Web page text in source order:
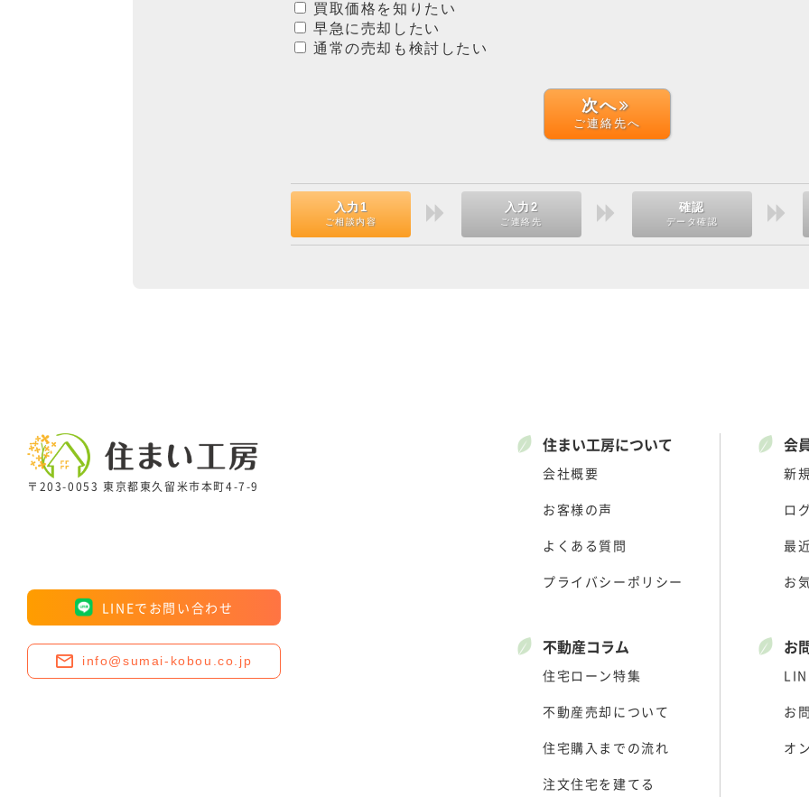
買取価格を知りたい
早急に売却したい
通常の売却も検討したい
次へ
ご連絡先へ
入力1
ご相談内容
入力2
ご連絡先
確認
データ確認
〒203-0053 東京都東久留米市本町4-7-9
LINEでお問い合わせ
info@sumai-kobou.co.jp
住まい工房について
会社概要
お客様の声
よくある質問
プライバシーポリシー
不動産コラム
住宅ローン特集
不動産売却について
住宅購入までの流れ
注文住宅を建てる
会
新
ロ
最
お
お
お
オ